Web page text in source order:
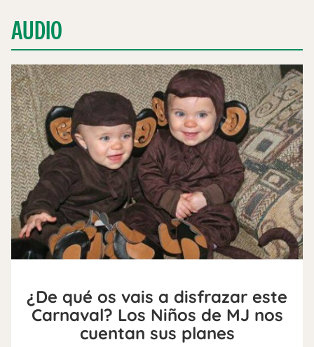
AUDIO
¿De qué os vais a disfrazar este
Carnaval? Los Niños de MJ nos
cuentan sus planes